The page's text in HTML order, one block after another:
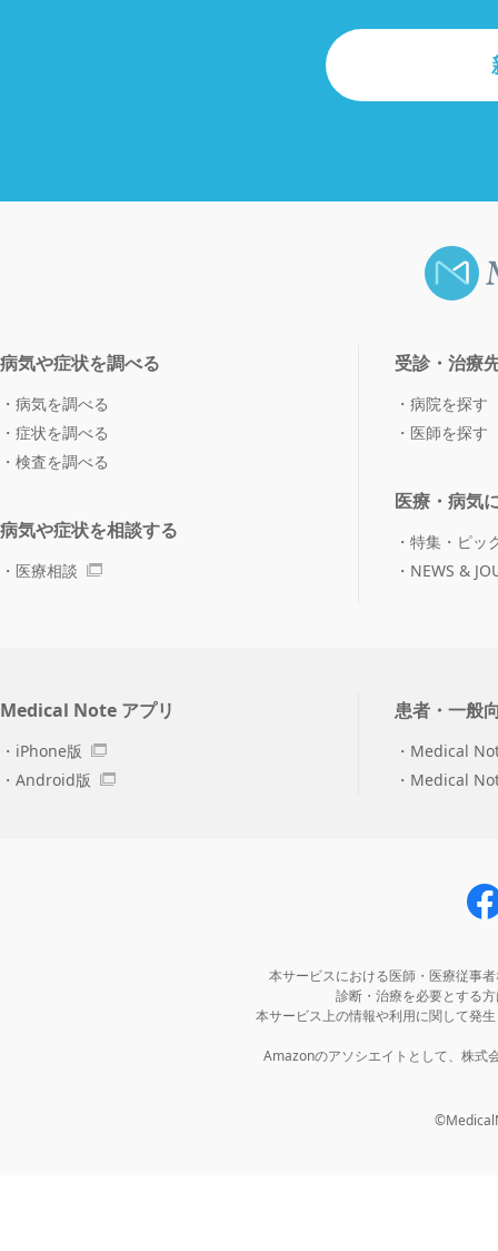
病気や症状を調べる
病気を調べる
症状を調べる
検査を調べる
病気や症状を相談する
医療相談
受診・治療
病院を探す
医師を探す
医療・病気
特集・ピッ
NEWS &
Medical Note アプリ
iPhone版
Android版
患者・一般
Medical
Medical
本サービスにおける医師・医療従事
診断・治療を必要とする
本サービス上の情報や利用に関して発
Amazonのアソシエイトとして、株式